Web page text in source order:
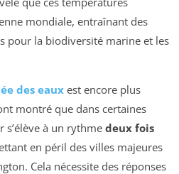
mondiale, entraînant des
pour la biodiversité marine et les
des eaux est encore plus
montré que dans certaines
s’élève à un rythme deux fois
en péril des villes majeures
Cela nécessite des réponses